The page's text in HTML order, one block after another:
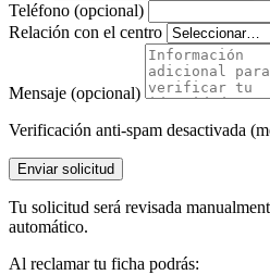
Teléfono (opcional)
Relación con el centro
Mensaje (opcional)
Verificación anti-spam desactivada
Enviar solicitud
Tu solicitud será revisada
automático.
Al reclamar tu ficha podrás: